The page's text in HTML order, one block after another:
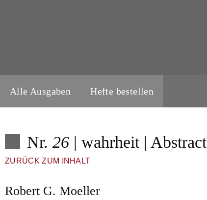
Alle Ausgaben Hefte bestellen
Nr. 26 | wahrheit | Abstract
ZURÜCK ZUM INHALT
Robert G. Moeller